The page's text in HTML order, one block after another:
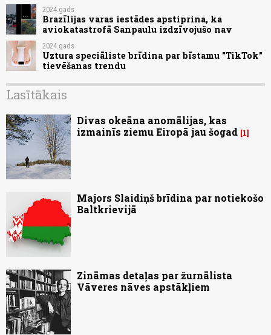
2024.gads
Brazīlijas varas iestādes apstiprina, ka
aviokatastrofā Sanpaulu izdzīvojušo nav
2024.gads
Uztura speciāliste brīdina par bīstamu "TikTok"
tievēšanas trendu
Lasītākais
Divas okeāna anomālijas, kas
izmainīs ziemu Eiropā jau šogad 1
Majors Slaidiņš brīdina par notiekošo
Baltkrievijā
Zināmas detaļas par žurnālista
Vāveres nāves apstākļiem